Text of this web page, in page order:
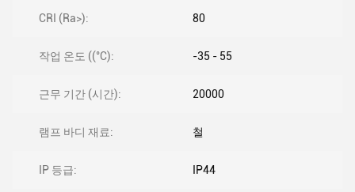
CRI (Ra>): 80
작업 온도 ((°C): -35 - 55
근무 기간 (시간): 20000
램프 바디 재료: 철
IP 등급: IP44